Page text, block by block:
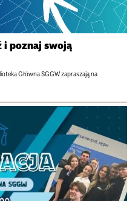
i poznaj swoją
Główna SGGW zapraszają na